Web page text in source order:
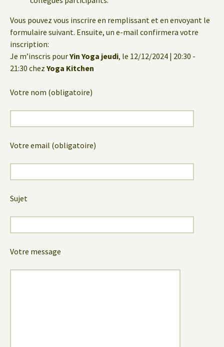
Vous pouvez vous inscrire en remplissant et en envoyant le
formulaire suivant. Ensuite, un e-mail confirmera votre
inscription:
Je m’inscris pourYin Yoga jeudi, le 12/12/2024 | 20:30 -
21:30 chez Yoga Kitchen
Votre nom (obligatoire)
Votre email (obligatoire)
Sujet
Votre message